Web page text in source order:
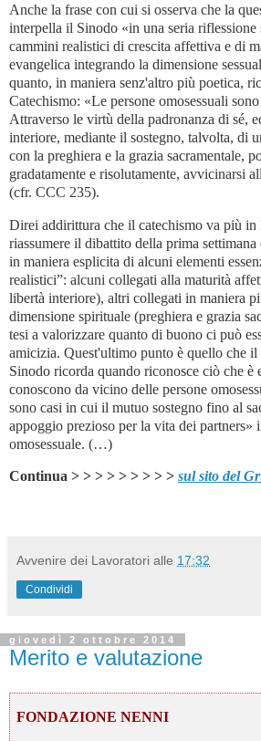
Anche la frase con cui si osserva che la
interpella il Sinodo «in una seria riflessione
cammini realistici di crescita affettiva e di
evangelica integrando la dimensione
quanto, in maniera senz'altro più poetica,
Catechismo: «Le persone omosessuali
Attraverso le virtù della padronanza di sé,
interiore, mediante il sostegno, talvolta, di
con la preghiera e la grazia sacramentale,
gradatamente e risolutamente, avvicinarsi
(cfr. CCC 235).
Direi addirittura che il catechismo va più in
riassumere il dibattito della prima
in maniera esplicita di alcuni elementi
realistici”: alcuni collegati alla maturità
libertà interiore), altri collegati in maniera
dimensione spirituale (preghiera e grazia
tesi a valorizzare quanto di buono ci può
amicizia. Quest'ultimo punto è quello che il
Sinodo ricorda quando riconosce ciò che è
conoscono da vicino delle persone
sono casi in cui il mutuo sostegno fino al
appoggio prezioso per la vita dei partners»
omosessuale. (…)
Continua > > > > > > > > > sul sito del
Avvenire dei Lavoratori alle 17:32
Condividi
giovedì 2 ottobre 2014
Merito e valutazione
FONDAZIONE NENNI